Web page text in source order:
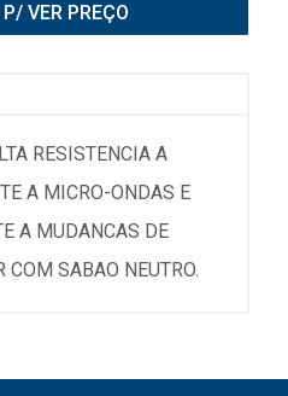
VER PREÇO
RESISTENCIA A
A MICRO-ONDAS E
A MUDANCAS DE
COM SABAO NEUTRO.